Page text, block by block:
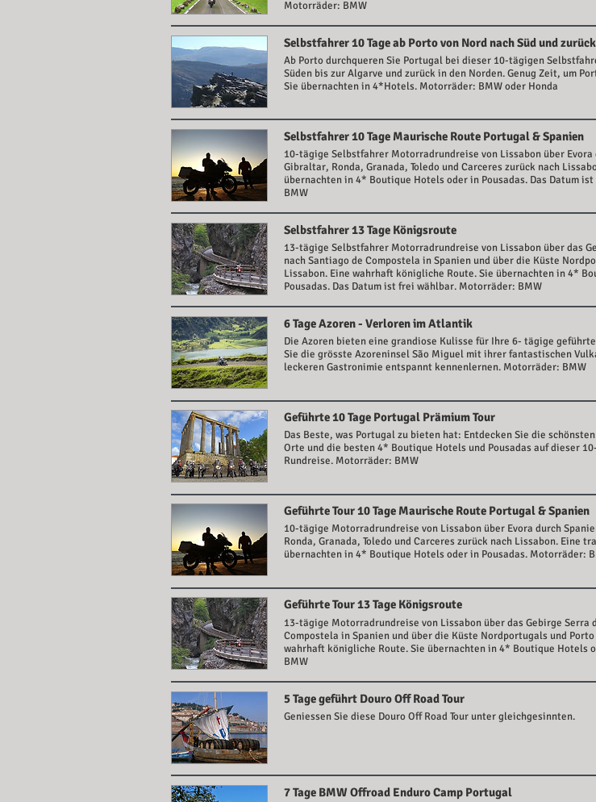
Motorräder: BMW
Selbstfahrer 10 Tage ab Porto von Nord nach Süd und zurück
Ab Porto durchqueren Sie Portugal bei dieser 10-tägigen
Süden bis zur Algarve und zurück in den Norden. Genug Zeit, um
Sie übernachten in 4*Hotels. Motorräder: BMW oder Honda
Selbstfahrer 10 Tage Maurische Route Portugal & Spanien
10-tägige Selbstfahrer Motorradrundreise von Lissabon über Evora
Gibraltar, Ronda, Granada, Toledo und Carceres zurück nach
übernachten in 4* Boutique Hotels oder in Pousadas. Das Datum
BMW
Selbstfahrer 13 Tage Königsroute
13-tägige Selbstfahrer Motorradrundreise von Lissabon über das
nach Santiago de Compostela in Spanien und über die Küste
Lissabon. Eine wahrhaft königliche Route. Sie übernachten in 4*
Pousadas. Das Datum ist frei wählbar. Motorräder: BMW
6 Tage Azoren - Verloren im Atlantik
Die Azoren bieten eine grandiose Kulisse für Ihre 6- tägige
Sie die grösste Azoreninsel São Miguel mit ihrer fantastischen
leckeren Gastronimie entspannt kennenlernen. Motorräder: BMW
Geführte 10 Tage Portugal Prämium Tour
Das Beste, was Portugal zu bieten hat: Entdecken Sie die
Orte und die besten 4* Boutique Hotels und Pousadas auf dieser
Rundreise. Motorräder: BMW
Geführte Tour 10 Tage Maurische Route Portugal & Spanien
10-tägige Motorradrundreise von Lissabon über Evora durch
Ronda, Granada, Toledo und Carceres zurück nach Lissabon. Eine
übernachten in 4* Boutique Hotels oder in Pousadas. Motorräder:
Geführte Tour 13 Tage Königsroute
13-tägige Motorradrundreise von Lissabon über das Gebirge Serra
Compostela in Spanien und über die Küste Nordportugals und
wahrhaft königliche Route. Sie übernachten in 4* Boutique Hotels
BMW
5 Tage geführt Douro Off Road Tour
Geniessen Sie diese Douro Off Road Tour unter gleichgesinnten.
7 Tage BMW Offroad Enduro Camp Portugal